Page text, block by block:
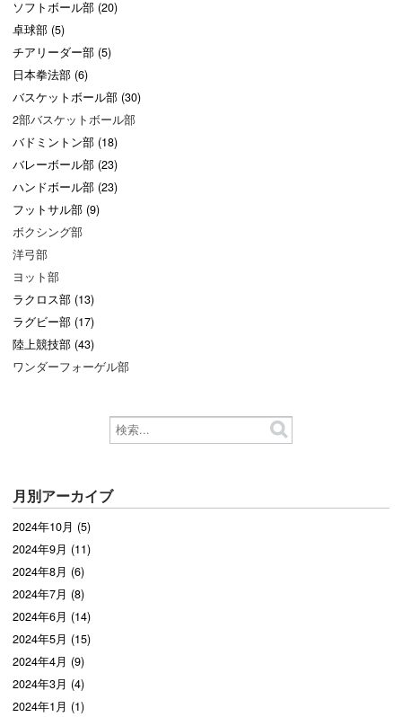
ソフトボール部 (20)
卓球部 (5)
チアリーダー部 (5)
日本拳法部 (6)
バスケットボール部 (30)
2部バスケットボール部
バドミントン部 (18)
バレーボール部 (23)
ハンドボール部 (23)
フットサル部 (9)
ボクシング部
洋弓部
ヨット部
ラクロス部 (13)
ラグビー部 (17)
陸上競技部 (43)
ワンダーフォーゲル部
月別アーカイブ
2024年10月 (5)
2024年9月 (11)
2024年8月 (6)
2024年7月 (8)
2024年6月 (14)
2024年5月 (15)
2024年4月 (9)
2024年3月 (4)
2024年1月 (1)